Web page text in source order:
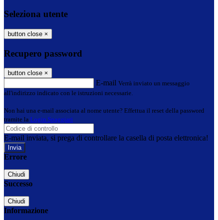
Seleziona utente
button close ×
Recupero password
button close ×
E-mail Verrà inviato un messaggio
all'indirizzo indicato con le istruzioni necessarie.
Non hai una e-mail associata al nome utente? Effettua il reset della password
tramite la Login Spaggiari
E-mail inviata, si prega di controllare la casella di posta elettronica!
Errore
Chiudi
Successo
Chiudi
Informazione